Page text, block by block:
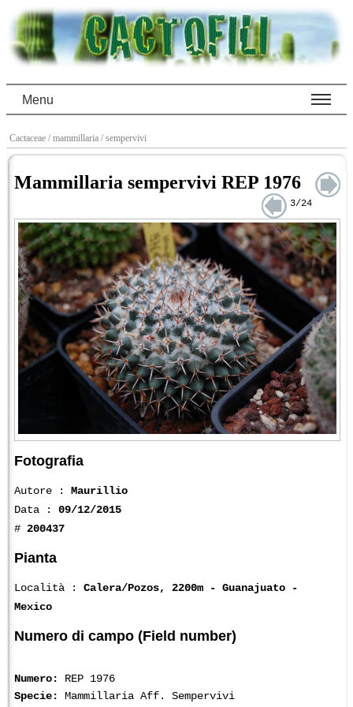
Menu
Cactaceae / mammillaria / sempervivi
Mammillaria sempervivi REP 1976
3/24
Fotografia
Autore : Maurillio
Data : 09/12/2015
# 200437
Pianta
Località : Calera/Pozos, 2200m - Guanajuato -
Mexico
Numero di campo (Field number)
Numero:
REP 1976
Specie:
Mammillaria Aff. Sempervivi